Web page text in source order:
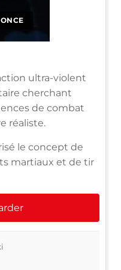
ultra-violent
cherchant
de combat
réaliste.
le concept de
martiaux et de tir